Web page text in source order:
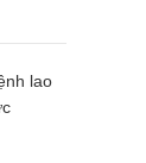
lao